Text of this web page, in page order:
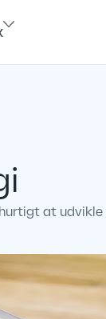
at